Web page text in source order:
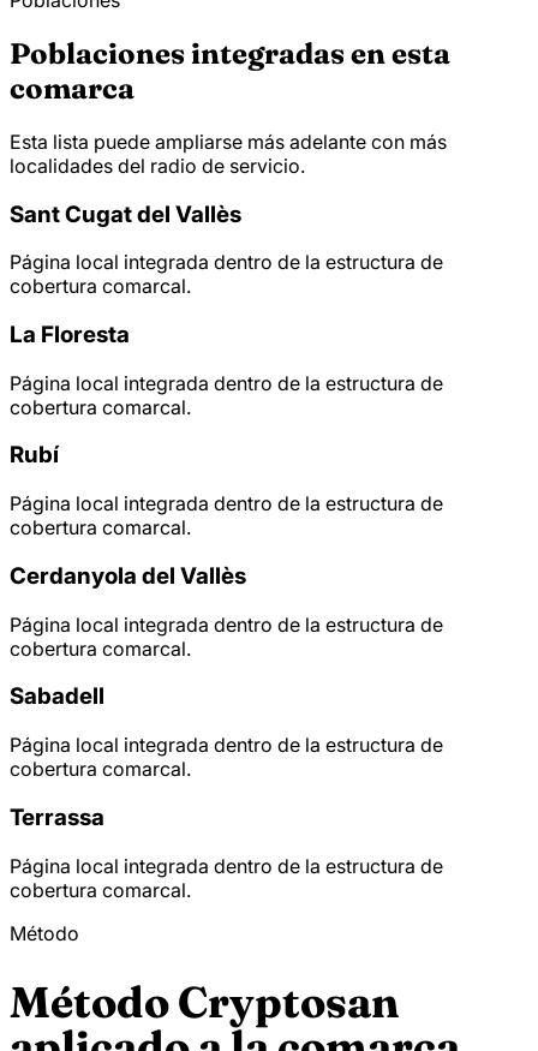
Poblaciones integradas en esta
comarca
Esta lista puede ampliarse más adelante con más
localidades del radio de servicio.
Sant Cugat del Vallès
Página local integrada dentro de la estructura de
cobertura comarcal.
La Floresta
Página local integrada dentro de la estructura de
cobertura comarcal.
Rubí
Página local integrada dentro de la estructura de
cobertura comarcal.
Cerdanyola del Vallès
Página local integrada dentro de la estructura de
cobertura comarcal.
Sabadell
Página local integrada dentro de la estructura de
cobertura comarcal.
Terrassa
Página local integrada dentro de la estructura de
cobertura comarcal.
Método
Método Cryptosan